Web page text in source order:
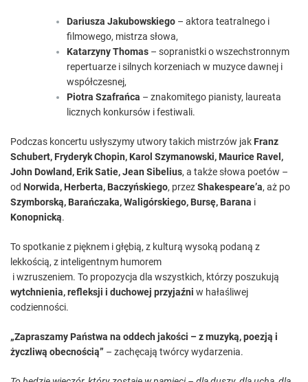
Dariusza Jakubowskiego – aktora teatralnego i
filmowego, mistrza słowa,
Katarzyny Thomas – sopranistki o wszechstronnym
repertuarze i silnych korzeniach w muzyce dawnej i
współczesnej,
Piotra Szafrańca – znakomitego pianisty, laureata
licznych konkursów i festiwali.
Podczas koncertu usłyszymy utwory takich mistrzów jak Franz
Schubert, Fryderyk Chopin, Karol Szymanowski, Maurice Ravel,
John Dowland, Erik Satie, Jean Sibelius, a także słowa poetów –
od Norwida, Herberta, Baczyńskiego, przezShakespeare’a, aż po
Szymborską, Barańczaka, Waligórskiego, Bursę, Barana i
Konopnicką.
To spotkanie z pięknem i głębią, z kulturą wysoką podaną z
lekkością, z inteligentnym humorem
i wzruszeniem. To propozycja dla wszystkich, którzy poszukują
wytchnienia, refleksji i duchowej przyjaźni w hałaśliwej
codzienności.
„Zapraszamy Państwa na oddech jakości – z muzyką, poezją i
życzliwą obecnością” – zachęcają twórcy wydarzenia.